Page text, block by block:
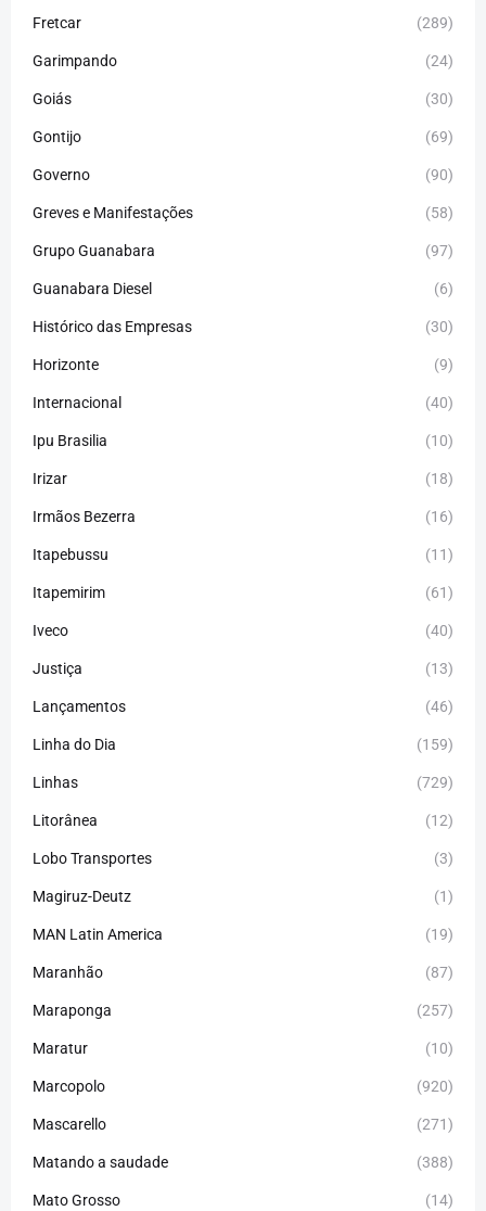
Fretcar (289)
Garimpando (24)
Goiás (30)
Gontijo (69)
Governo (90)
Greves e Manifestações (58)
Grupo Guanabara (97)
Guanabara Diesel (6)
Histórico das Empresas (30)
Horizonte (9)
Internacional (40)
Ipu Brasilia (10)
Irizar (18)
Irmãos Bezerra (16)
Itapebussu (11)
Itapemirim (61)
Iveco (40)
Justiça (13)
Lançamentos (46)
Linha do Dia (159)
Linhas (729)
Litorânea (12)
Lobo Transportes (3)
Magiruz-Deutz (1)
MAN Latin America (19)
Maranhão (87)
Maraponga (257)
Maratur (10)
Marcopolo (920)
Mascarello (271)
Matando a saudade (388)
Mato Grosso (14)